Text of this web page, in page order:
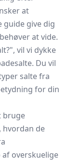
at
guide give dig
at vide.
vil vi dykke
Du vil
salte fra
for din
bruge
hvordan de
overskuelige